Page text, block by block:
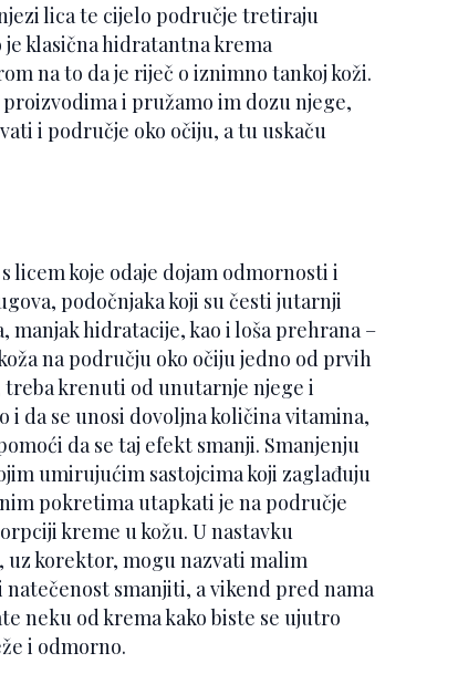
lica te cijelo područje tretiraju
klasična hidratantna krema
na to da je riječ o iznimno tankoj koži.
i pružamo im dozu njege,
i područje oko očiju, a tu uskaču
licem koje odaje dojam odmornosti i
podočnjaka koji su česti jutarnji
manjak hidratacije, kao i loša prehrana –
na području oko očiju jedno od prvih
treba krenuti od unutarnje njege i
da se unosi dovoljna količina vitamina,
da se taj efekt smanji. Smanjenju
umirujućim sastojcima koji zaglađuju
pokretima utapkati je na područje
kreme u kožu. U nastavku
uz korektor, mogu nazvati malim
smanjiti, a vikend pred nama
neku od krema kako biste se ujutro
i odmorno.